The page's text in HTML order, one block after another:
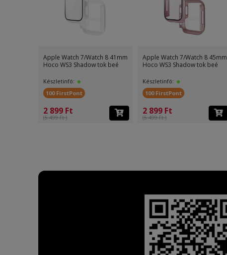
Apple Watch 7/Watch 8 41mm
Hoco WS3 Shadow tok beé
Készletinfó:
100 FirstPont
2 899 Ft
(5 499 Ft )
Apple Watch 7/Watch 8 45mm
Hoco WS3 Shadow tok beé
Készletinfó:
100 FirstPont
2 899 Ft
(5 499 Ft )